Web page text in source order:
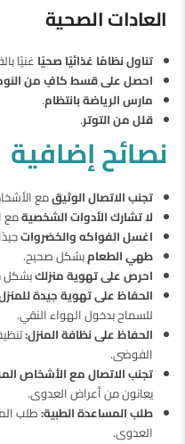
العادات الصحية
تناول نظامًا غذائيًا صحيًا غنيًا
احصل على قسط كافٍ من
مارس الرياضة بانتظام.
قلل من التوتر.
نصائح إضافية
تجنب الاتصال الوثيقمع
لا تشارك الأدوات الشخصيةمع
اغسل الفواكه والخضروات
طهي الطعامبشكل صحيح.
احرص على تهوية منزلكبشكل
الحفاظ على تهوية جيدة
للسماح بدخول الهواء النقي.
الحفاظ على نظافة المنزل:
الفوضى.
تجنب الاتصال مع الأشخاص
يعانون من أعراض العدوى.
طلب المساعدة الطبية:طلب
العدوى.